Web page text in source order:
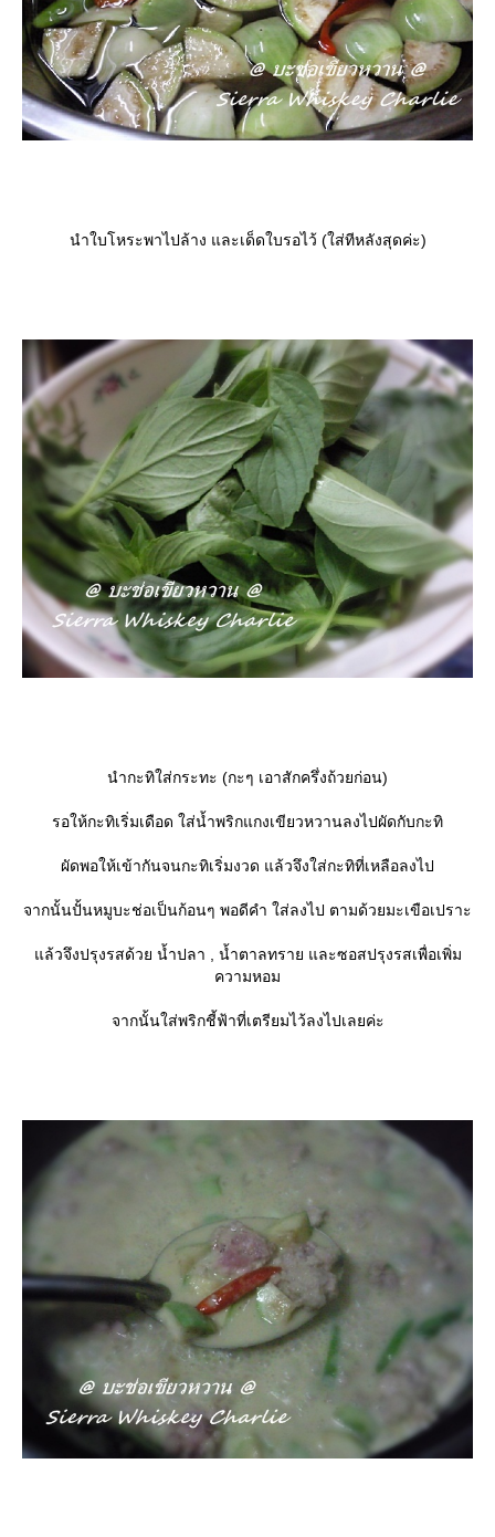
นำใบโหระพาไปล้าง และเด็ดใบรอไว้ (ใส่ทีหลังสุดค่ะ)
นำกะทิใส่กระทะ (กะๆ เอาสักครึ่งถ้วยก่อน)
รอให้กะทิเริ่มเดือด ใส่น้ำพริกแกงเขียวหวานลงไปผัดกับกะทิ
ผัดพอให้เข้ากันจนกะทิเริ่มงวด แล้วจึงใส่กะทิที่เหลือลงไป
จากนั้นปั้นหมูบะช่อเป็นก้อนๆ พอดีคำ ใส่ลงไป ตามด้วยมะเขือเปราะ
ล้วจึงปรุงรสด้วย น้ำปลา , น้ำตาลทราย และซอสปรุงรสเพื่อเพิ่ม
ความหอม
จากนั้นใส่พริกชี้ฟ้าที่เตรียมไว้ลงไปเลยค่ะ